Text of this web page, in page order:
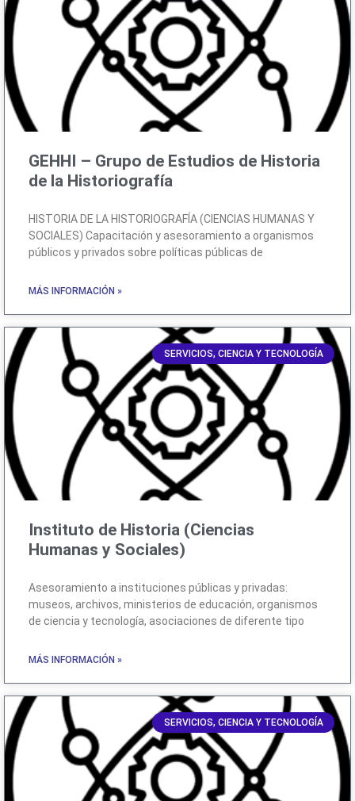
GEHHI – Grupo de Estudios de Historia
de la Historiografía
HISTORIA DE LA HISTORIOGRAFÍA (CIENCIAS HUMANAS Y
SOCIALES) Capacitación y asesoramiento a organismos
públicos y privados sobre políticas públicas de
MÁS INFORMACIÓN »
SERVICIOS, CIENCIA Y TECNOLOGÍA
Instituto de Historia (Ciencias
Humanas y Sociales)
Asesoramiento a instituciones públicas y privadas:
museos, archivos, ministerios de educación, organismos
de ciencia y tecnología, asociaciones de diferente tipo
MÁS INFORMACIÓN »
SERVICIOS, CIENCIA Y TECNOLOGÍA